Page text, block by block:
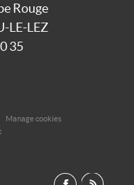
Rouge
LE-LEZ
35
Manage cookies